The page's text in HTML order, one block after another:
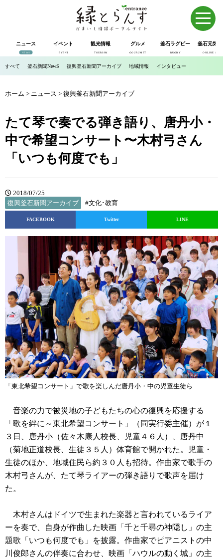
ニュース
NEWS
イベント
EVENT
観光情報
TOURISM
グルメ
GOURUMET
釜石ラグビー
RUGBY
釜石元気
ONLINE SHOP
すべて 釜石新聞NewS 復興釜石新聞アーカイブ 地域情報 インタビュー
ホーム > ニュース > 復興釜石新聞アーカイブ
たて琴で奏でる弾き語り、唐丹小・
中で希望コンサート〜木村弓さん
「いつも何度でも」
2018/07/25
復興釜石新聞アーカイブ
#文化･教育
FACEBOOK Twitter LINE
「東北希望コンサート」で歌を楽しんだ唐丹小・中の児童生徒ら
音楽の力で被災地の子どもたちの心の復興を応援する
「歌を絆に～東北希望コンサート」（同実行委主催）が１
３日、唐丹小（佐々木康人校長、児童４６人）、唐丹中
（菊地正道校長、生徒３５人）体育館で開かれた。児童・
生徒のほか、地域住民ら約３０人も招待。作曲家で歌手の
木村弓さんが、たて琴ライアーの弾き語りで歌声を届け
た。
木村さんはドイツで生まれた楽器と言われているライア
ーを奏で、自身が作曲した映画「千と千尋の神隠し」の主
題歌「いつも何度でも」を披露。作曲家でピアニストの中
川俊郎さんの伴奏に合わせ、映画「ハウルの動く城」の主